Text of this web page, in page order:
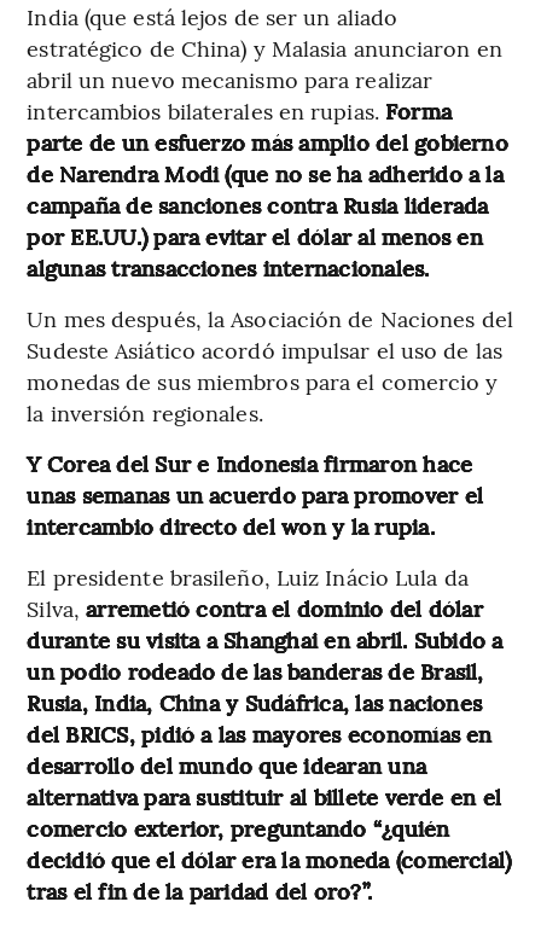
India (que está lejos de ser un aliado
estratégico de China) y Malasia anunciaron en
abril un nuevo mecanismo para realizar
intercambios bilaterales en rupias. Forma
parte de un esfuerzo más amplio del gobierno
de Narendra Modi (que no se ha adherido a la
campaña de sanciones contra Rusia liderada
por EE.UU.) para evitar el dólar al menos en
algunas transacciones internacionales.
Un mes después, la Asociación de Naciones del
Sudeste Asiático acordó impulsar el uso de las
monedas de sus miembros para el comercio y
la inversión regionales.
Y Corea del Sur e Indonesia firmaron hace
unas semanas un acuerdo para promover el
intercambio directo del won y la rupia.
El presidente brasileño, Luiz Inácio Lula da
Silva,arremetió contra el dominio del dólar
durante su visita a Shanghai en abril. Subido a
un podio rodeado de las banderas de Brasil,
Rusia, India, China y Sudáfrica, las naciones
del BRICS, pidió a las mayores economías en
desarrollo del mundo que idearan una
alternativa para sustituir al billete verde en el
comercio exterior, preguntando “¿quién
decidió que el dólar era la moneda (comercial)
tras el fin de la paridad del oro?”.